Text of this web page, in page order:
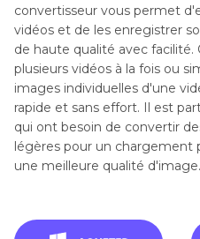
convertisseur vous permet
vidéos et de les enregistrer
de haute qualité avec
plusieurs vidéos à la fois ou
images individuelles d'une
rapide et sans effort. Il est
qui ont besoin de convertir
légères pour un chargement
une meilleure qualité d'image.